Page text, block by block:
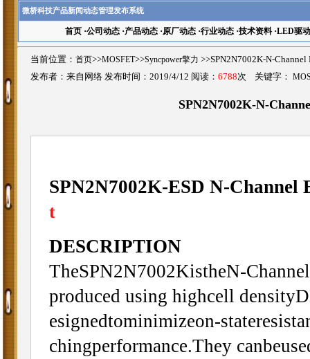
微桥科技产品新闻动态管理发布系统
首页·公司动态·产品动态·原厂动态·行业动态·技术资料·LED驱动
当前位置： 首页>>MOSFET>>Syncpower擎力 >>SPN2N7002K-N-
发布者：来自网络 发布时间：2019/4/12 阅读： 6788次 关键字：
SPN2N7002K-N-
SPN2N7002K-ESD N-Channel
t
DESCRIPTION
TheSPN2N7002KistheN-
produced using highcell
esignedtominimizeon-
chingperformance.They